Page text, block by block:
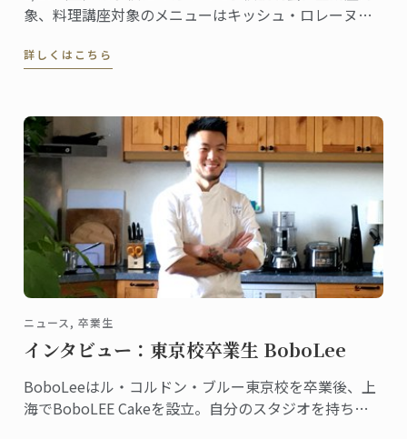
象、料理講座対象のメニューはキッシュ・ロレーヌで
詳しくはこちら
ニュース, 卒業生
インタビュー：東京校卒業生 BoboLee
BoboLeeはル・コルドン・ブルー東京校を卒業後、上
海でBoboLEE Cakeを設立。自分のスタジオを持ち、